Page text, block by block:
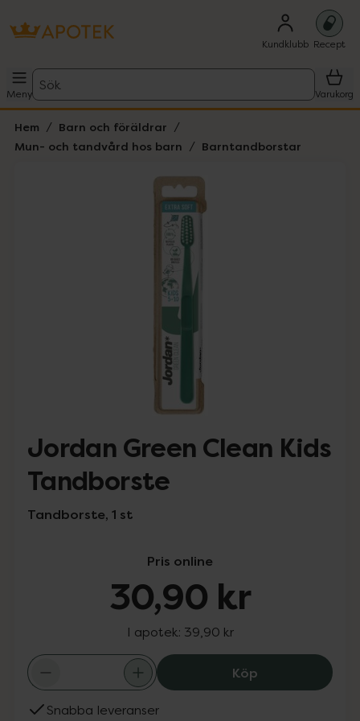
Kundklubb Recept
Meny
Sök
Varukorg
Hem
Barn och föräldrar
Mun- och tandvård hos barn
Barntandborstar
Lista: . Innehåller 1 objekt.
Jordan Green Clean Kids
Tandborste
Tandborste, 1 st
Pris online
30,90 kr
I apotek: 39,90 kr
KöpJordan Green
Snabba leveranser